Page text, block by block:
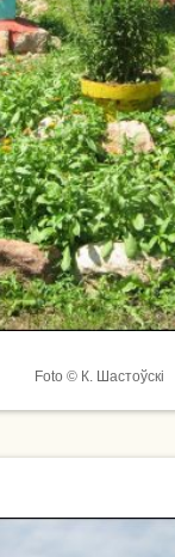
Foto © К. Шастоўскі